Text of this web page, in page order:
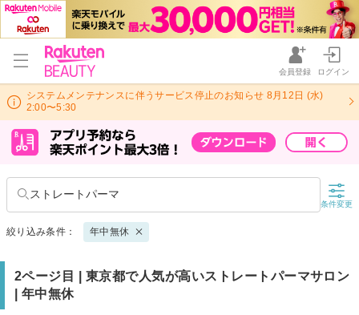
会員登録 ログイン
システムメンテナンスに伴うサービス停止のお知らせ 8月12日 (水)
2:00〜5:30
ストレートパーマ
条件変更
絞り込み条件： 年中無休
2ページ目 | 東京都で人気が高いストレートパーマサロン
| 年中無休